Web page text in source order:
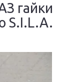
гайки
S.I.L.A.